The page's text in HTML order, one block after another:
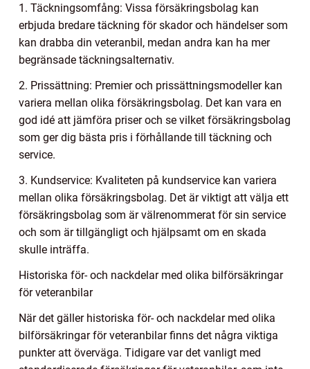
1. Täckningsomfång: Vissa försäkringsbolag kan
erbjuda bredare täckning för skador och händelser som
kan drabba din veteranbil, medan andra kan ha mer
begränsade täckningsalternativ.
2. Prissättning: Premier och prissättningsmodeller kan
variera mellan olika försäkringsbolag. Det kan vara en
god idé att jämföra priser och se vilket försäkringsbolag
som ger dig bästa pris i förhållande till täckning och
service.
3. Kundservice: Kvaliteten på kundservice kan variera
mellan olika försäkringsbolag. Det är viktigt att välja ett
försäkringsbolag som är välrenommerat för sin service
och som är tillgängligt och hjälpsamt om en skada
skulle inträffa.
Historiska för- och nackdelar med olika bilförsäkringar
för veteranbilar
När det gäller historiska för- och nackdelar med olika
bilförsäkringar för veteranbilar finns det några viktiga
punkter att överväga. Tidigare var det vanligt med